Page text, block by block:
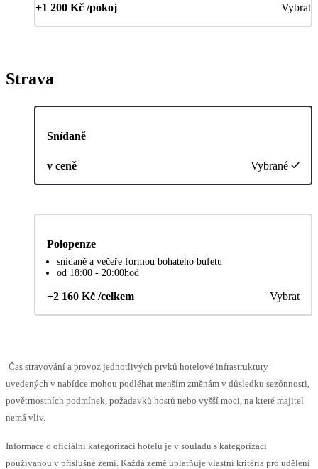
+1 200 Kč /pokoj Vybrat
Strava
Snídaně
v ceně Vybrané
Polopenze
snídaně a večeře formou bohatého bufetu
od 18:00 - 20:00hod
+2 160 Kč /celkem Vybrat
Čas stravování a provoz jednotlivých prvků hotelové infrastruktury
uvedených v nabídce mohou podléhat menším změnám v důsledku sezónnosti,
povětrnostních podmínek, požadavků hostů nebo vyšší moci, na které majitel
nemá vliv.
Informace o oficiální kategorizaci hotelu je v souladu s kategorizací
používanou v příslušné zemi. Každá země uplatňuje vlastní kritéria pro udělení